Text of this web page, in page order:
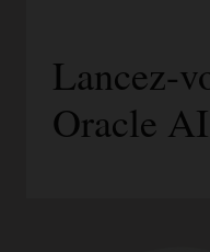
Lancez-
Oracle AI